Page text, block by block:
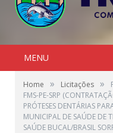
MENU
Home » Licitações »
FMS-PE-SRP
PRÓTESES DENTÁRIAS
MUNICIPAL DE SAÚDE DE
SAÚDE BUCAL/BRASIL